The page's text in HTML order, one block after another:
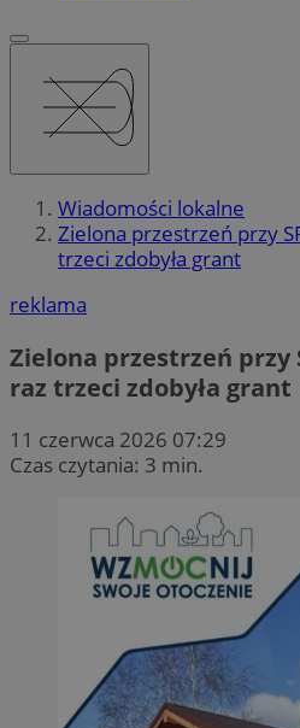
Wiadomości lokalne
Zielona przestrzeń przy
trzeci zdobyła grant
reklama
Zielona przestrzeń przy
raz trzeci zdobyła grant
11 czerwca 2026 07:29
Czas czytania: 3 min.